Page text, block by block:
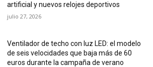
artificial y nuevos relojes deportivos
julio 27, 2026
Ventilador de techo con luz LED: el modelo
de seis velocidades que baja más de 60
euros durante la campaña de verano